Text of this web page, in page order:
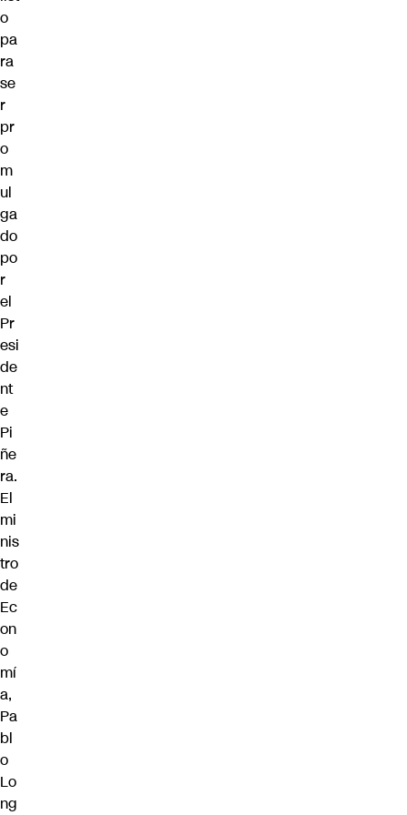
o
pa
ra
se
r
pr
o
m
ul
ga
do
po
r
el
Pr
esi
de
nt
e
Pi
ñe
ra.
El
mi
nis
tro
de
Ec
on
o
mí
a,
Pa
bl
o
Lo
ng